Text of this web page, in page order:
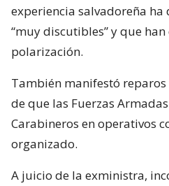
experiencia salvadoreña ha
“muy discutibles” y que
polarización.
También manifestó
de que las Fuerzas
Carabineros en operativos
organizado.
A juicio de la exministra,